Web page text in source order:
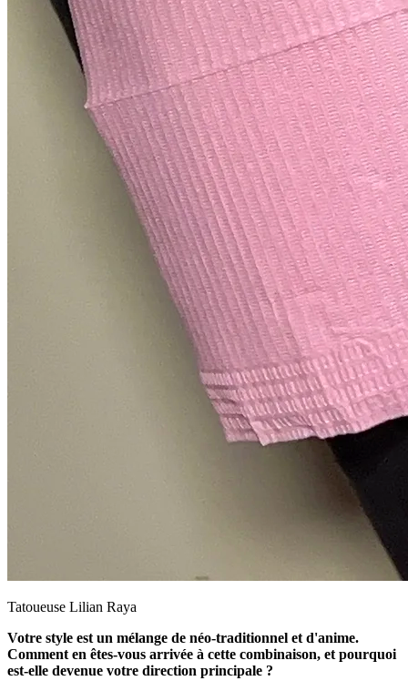
Tatoueuse Lilian Raya
Votre style est un mélange de néo-traditionnel et d'anime.
Comment en êtes-vous arrivée à cette combinaison, et pourquoi
est-elle devenue votre direction principale ?